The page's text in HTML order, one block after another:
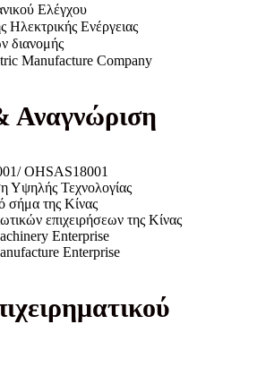
Ελέγχου
Ηλεκτρικής Ενέργειας
διανομής
Manufacture Company
Αναγνώριση
OHSAS18001
Υψηλής Τεχνολογίας
σήμα της Κίνας
επιχειρήσεων της Κίνας
Enterprise
Enterprise